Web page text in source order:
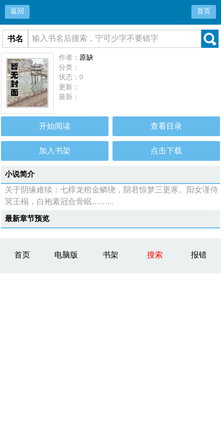
返回 首页
书名
作者： 原缺
分类：
状态：0
更新：
最新：
开始阅读 查看目录
加入书架 点击下载
小说简介
关于阴缘难续：七椁龙棺金鳞绕，阴君惊梦三更寒。阳女谨侍
冥王榻，白袍素冠合骨眠……...
最新章节预览
首页 电脑版 书架 搜索 报错